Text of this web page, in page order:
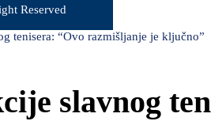
Reserved
tenisera: “Ovo razmišljanje je ključno”
slavnog